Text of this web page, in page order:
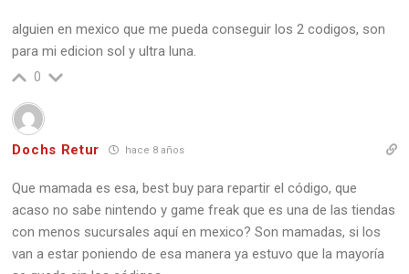
alguien en mexico que me pueda conseguir los 2 codigos, son
para mi edicion sol y ultra luna.
0
Dochs Retur hace 8 años
Que mamada es esa, best buy para repartir el código, que
acaso no sabe nintendo y game freak que es una de las tiendas
con menos sucursales aquí en mexico? Son mamadas, si los
van a estar poniendo de esa manera ya estuvo que la mayoría